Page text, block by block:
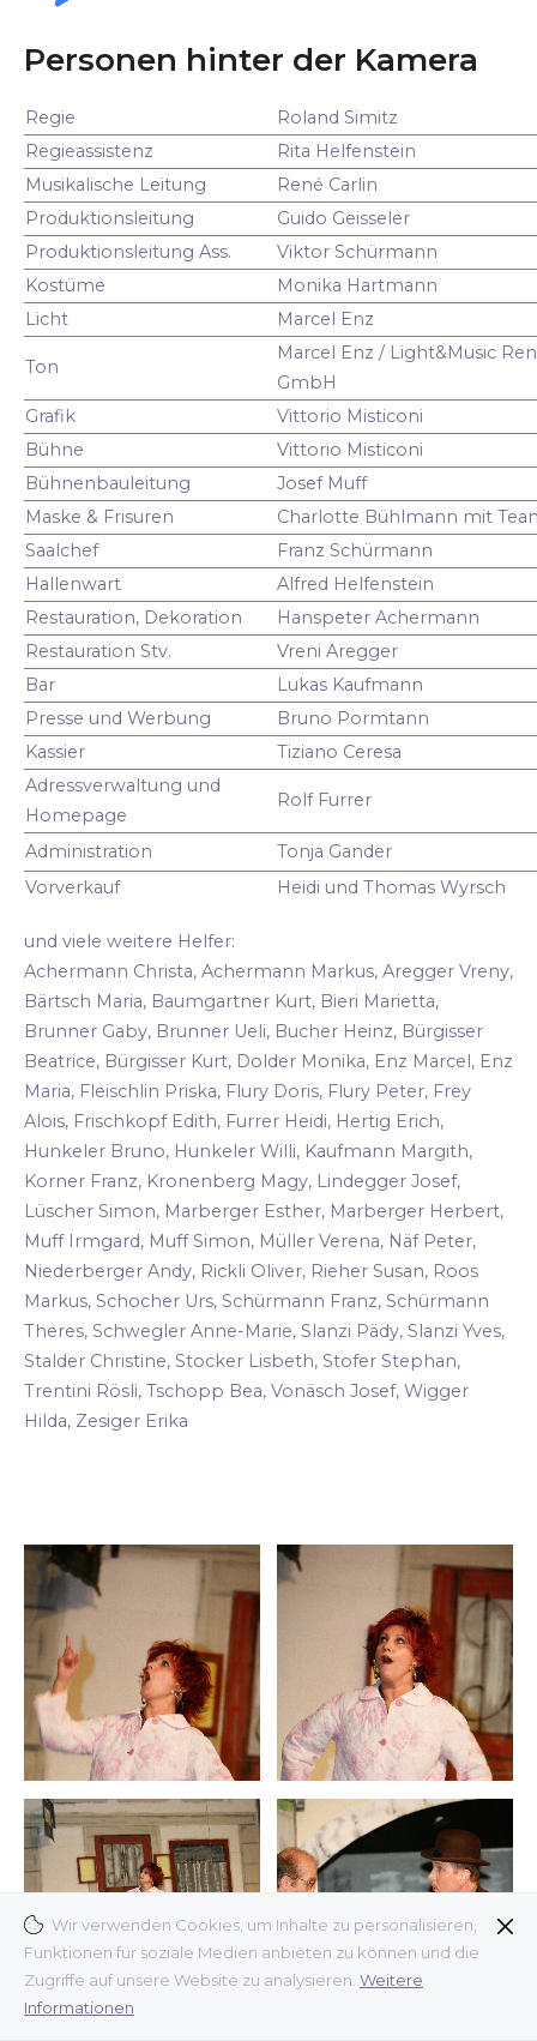
Wir verwenden Cookies, um Inhalte zu personalisieren,
Funktionen für soziale Medien anbieten zu können und die
Zugriffe auf unsere Website zu analysieren. Weitere
Informationen
Personen hinter der Kamera
Regie
Roland Simitz
Regieassistenz
Rita Helfenstein
Musikalische Leitung
René Carlin
Produktionsleitung
Guido Geisseler
Produktionsleitung Ass.
Viktor Schürmann
Kostüme
Monika Hartmann
Licht
Marcel Enz
Ton
Marcel Enz / Light&Music
GmbH
Grafik
Vittorio Misticoni
Bühne
Vittorio Misticoni
Bühnenbauleitung
Josef Muff
Maske & Frisuren
Charlotte Bühlmann mit
Saalchef
Franz Schürmann
Hallenwart
Alfred Helfenstein
Restauration, Dekoration
Hanspeter Achermann
Restauration Stv.
Vreni Aregger
Bar
Lukas Kaufmann
Presse und Werbung
Bruno Pormtann
Kassier
Tiziano Ceresa
Adressverwaltung und
Homepage
Rolf Furrer
Administration
Tonja Gander
Vorverkauf
Heidi und Thomas Wyrsch
und viele weitere Helfer:
Achermann Christa, Achermann Markus, Aregger Vreny,
Bärtsch Maria, Baumgartner Kurt, Bieri Marietta,
Brunner Gaby, Brunner Ueli, Bucher Heinz, Bürgisser
Beatrice, Bürgisser Kurt, Dolder Monika, Enz Marcel, Enz
Maria, Fleischlin Priska, Flury Doris, Flury Peter, Frey
Alois, Frischkopf Edith, Furrer Heidi, Hertig Erich,
Hunkeler Bruno, Hunkeler Willi, Kaufmann Margith,
Korner Franz, Kronenberg Magy, Lindegger Josef,
Lüscher Simon, Marberger Esther, Marberger Herbert,
Muff Irmgard, Muff Simon, Müller Verena, Näf Peter,
Niederberger Andy, Rickli Oliver, Rieher Susan, Roos
Markus, Schocher Urs, Schürmann Franz, Schürmann
Theres, Schwegler Anne-Marie, Slanzi Pädy, Slanzi Yves,
Stalder Christine, Stocker Lisbeth, Stofer Stephan,
Trentini Rösli, Tschopp Bea, Vonäsch Josef, Wigger
Hilda, Zesiger Erika